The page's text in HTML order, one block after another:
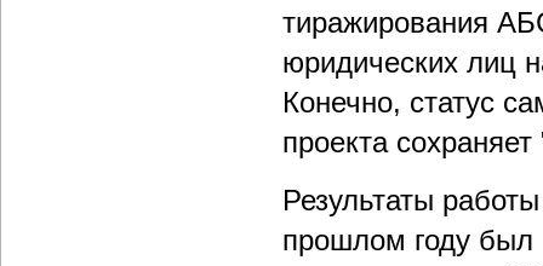
тиражирования
юридических лиц
Конечно, статус
проекта
Результаты
прошлом году был